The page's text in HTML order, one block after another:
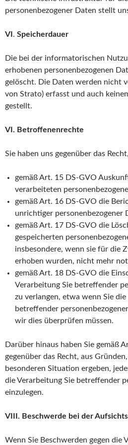
personenbezogener Daten stellt
VI . Speicherdauer
Die bei der informatorischen
erhobenen personenbezogenen
gelöscht. Die Daten werden nicht
von Strato) erfasst und auch
gestellt.
VI. Betroffenenrechte
Sie haben uns gegenüber das Recht,
gemäß Art. 15 DS-GVO
verarbeiteten
gemäß Art. 16 DS-GVO die
unrichtiger personenbezogener
gemäß Art. 17 DS-GVO die
gespeicherten
insbesondere, wenn sie für die
erhoben wurden, nicht mehr
gemäß Art. 18 DS-GVO die
Verarbeitung Sie betreffender
zu verlangen, etwa wenn Sie
betreffender
wir dies überprüfen müssen.
Darüber hinaus haben Sie gemäß
gegenüber das Recht, aus
besonderen Situation ergeben,
die Verarbeitung Sie betreffender
einzulegen.
VIII. Beschwerde bei der
Wenn Sie Beschwerden gegen die